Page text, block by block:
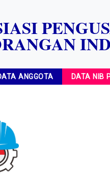
ANGGOTA DATA NIB